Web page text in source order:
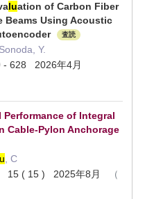
luation of Carbon Fiber
Beams Using Acoustic
査読
Y.
628 2026年4月
of Integral
Cable-Pylon Anchorage
, C
15 ( 15 ) 2025年8月
（